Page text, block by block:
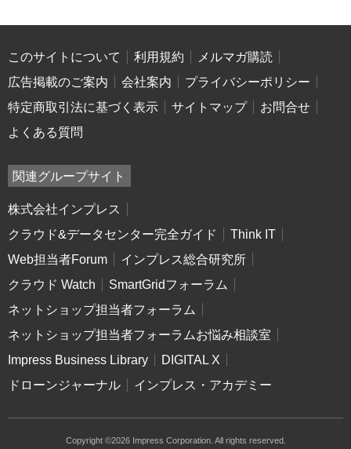
このサイトについて 利用規約
メルマガ購読
広告掲載のご案内
会社案内
プライバシーポリシー
特定商取引法に基づく表示
サイトマップ
お問合せ
よくある質問
関連グループサイト
株式会社インプレス
クラウド&データセンター完全ガイド
Think IT
Web担当者Forum
インプレス総合研究所
クラウド Watch
SmartGridフォーラム
ネットショップ担当者フォーラム
ネットショップ担当者フォーラムお悩み相談室
Impress Business Library
DIGITAL X
ドローンジャーナル
インプレス・アカデミー
Copyright ©2026 Impress Corporation. All rights reserved.